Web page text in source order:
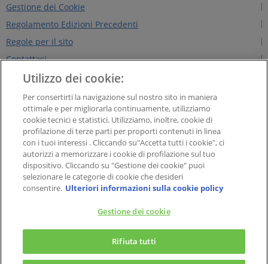
Gestione dei Cookie
Regolamento Edizioni Precedenti
Regole per il sito
Contattaci
Chi siamo
NEWS&INTERVISTE
PAYBACK GROUP
Concorsi PAYBACK
Extra
PAYBACK Italia S.r.l. - Società a responsabilità limitata con socio unico, Soggetta
legale in Viale Alexandre Gustave Eiffel 15, cap 00148 – Roma. Capitale Sociale
Euro 1.000.000,00; Codice fiscale e Partita IVA n. 07643140960. Registro
Imprese di Roma n. 07643140960 - R.E.A. di Roma n. 1331503
Utilizzo dei cookie:
Per consertirti la navigazione sul nostro sito in maniera
ottimale e per migliorarla continuamente, utilizziamo
cookie tecnici e statistici. Utilizziamo, inoltre, cookie di
profilazione di terze parti per proporti contenuti in linea
con i tuoi interessi . Cliccando su"Accetta tutti i cookie", ci
autorizzi a memorizzare i cookie di profilazione sul tuo
dispositivo. Cliccando su "Gestione dei cookie" puoi
selezionare le categorie di cookie che desideri
consentire. Ulteriori informazioni sulla cookie policy
Gestione dei cookie
Rifiuta tutti
×
Il meglio del Programma Fedeltà a portata di tap!